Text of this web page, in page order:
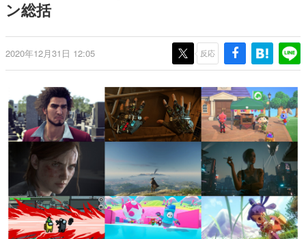
この物語を解いてはいけない。『赫本』は、〈試験問題〉
これからのデジタルゲーム市場を担う若きクリエイター達
の姿を追い、彼らのルーツと情熱を探っていきます。
ゲーム世代の作家たち
ゲームに多大な影響を受けた作家さんに取材し、ゲームが
日本のコンテンツ産業やカルチャーに与えた影響を探る企
画です。
日本モバイルゲーム産業史
日本のモバイルゲーム史における主要なトピック・タイト
ルを網羅するほか、開発者へのインタビューや識者による
解説を掲載。約20年の歴史が一望できる決定版！
若ゲのいたり〜ゲームクリエイターの青春〜
『うつヌケ』『ペンと箸』等で知られるマンガ家・田中圭
一先生によるゲーム業界レポートマンガです。
ン総括
2020年12月31日 12:05 反応